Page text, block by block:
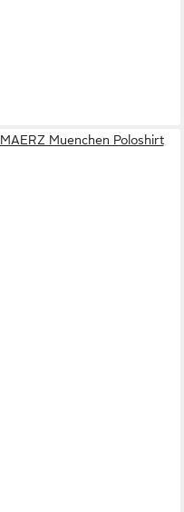
MAERZ Muenchen Poloshirt